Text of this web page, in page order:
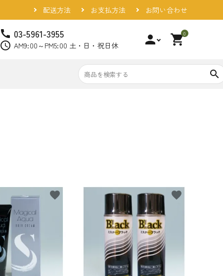
配送方法 お支払方法 お問い合わせ
call 03-5961-3955
schedule AM9:00～PM5:00 土・日・祝日休 person 0
shopping_cart
search
favorite favorite